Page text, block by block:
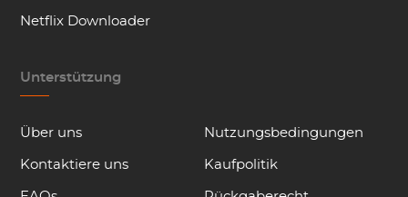
Netflix Downloader
Unterstützung
Über uns
Kontaktiere uns
Nutzungsbedingungen
Kaufpolitik